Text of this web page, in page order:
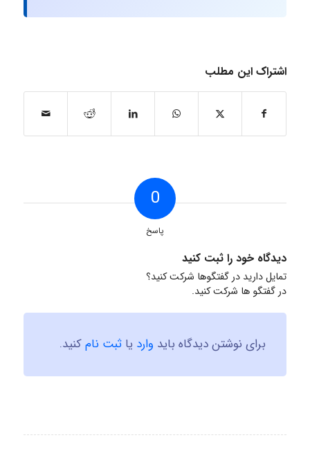
اشتراک این مطلب
0
پاسخ
دیدگاه خود را ثبت کنید
تمایل دارید در گفتگوها شرکت کنید؟
در گفتگو ها شرکت کنید.
برای نوشتن دیدگاه باید وارد یا ثبت نامکنید.